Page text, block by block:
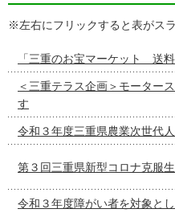
※左右にフリックすると表がスラ
「三重のお宝マーケット 送
＜三重テラス企画＞モーター
す
令和３年度三重県農業次世代
第３回三重県新型コロナ克服
令和３年度障がい者を対象と